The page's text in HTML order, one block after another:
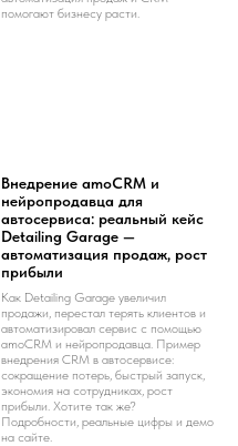
помогают бизнесу расти.
Внедрение amoCRM и
нейропродавца для
автосервиса: реальный кейс
Detailing Garage —
автоматизация продаж, рост
прибыли
Как Detailing Garage увеличил
продажи, перестал терять клиентов и
автоматизировал сервис с помощью
amoCRM и нейропродавца. Пример
внедрения CRM в автосервисе:
сокращение потерь, быстрый запуск,
экономия на сотрудниках, рост
прибыли. Хотите так же?
Подробности, реальные цифры и демо
на сайте.